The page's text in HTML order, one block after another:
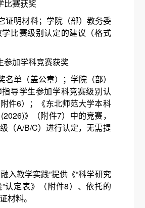
比赛获奖
证明材料；学院（部）教务委
比赛级别认定的建议（格式
参加学科竞赛获奖
名单（盖公章）；学院（部）
导学生参加学科竞赛级别认
件6）；《东北师范大学本科
》（附件7）中的竞赛，
（A/B/C）进行认定，无需提
入教学实践”提供《“科学研究
认定表》（附件8）、依托的
材料。